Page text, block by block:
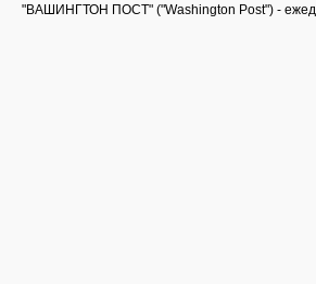
"ВАШИНГТОН ПОСТ" ("Washington Post") -